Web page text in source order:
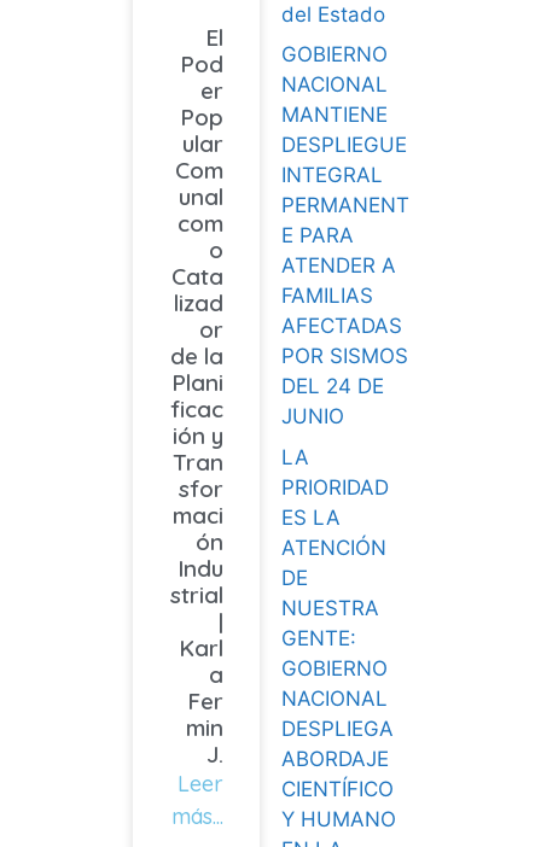
del Estado
GOBIERNO
NACIONAL
MANTIENE
DESPLIEGUE
INTEGRAL
PERMANENT
E PARA
ATENDER A
FAMILIAS
AFECTADAS
POR SISMOS
DEL 24 DE
JUNIO
LA
PRIORIDAD
ES LA
ATENCIÓN
DE
NUESTRA
GENTE:
GOBIERNO
NACIONAL
DESPLIEGA
ABORDAJE
CIENTÍFICO
Y HUMANO
El
Pod
er
Pop
ular
Com
unal
com
o
Cata
lizad
or
de la
Plani
ficac
ión y
Tran
sfor
maci
ón
Indu
strial
|
Karl
a
Fer
min
J.
Leer
más...